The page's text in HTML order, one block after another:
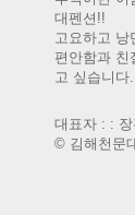
대펜션!!
고요하고 낭
편안함과 친
고 싶습니다.
대표자 : : 장
© 김해천문